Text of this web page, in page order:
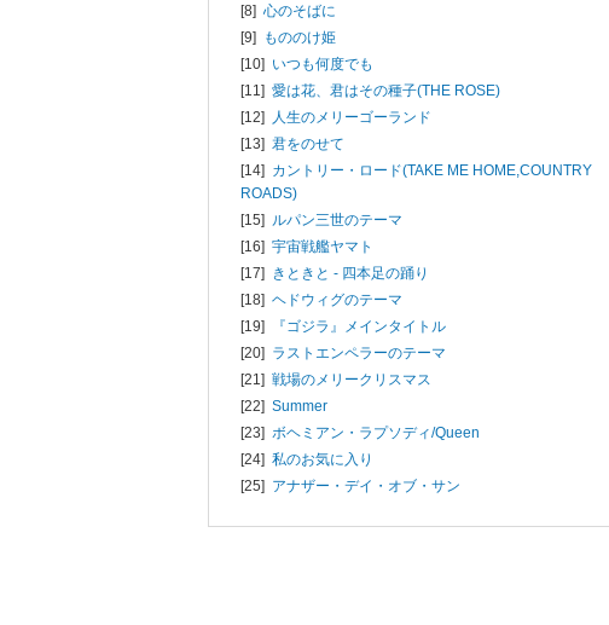
[8] 心のそばに
[9] もののけ姫
[10] いつも何度でも
[11] 愛は花、君はその種子(THE ROSE)
[12] 人生のメリーゴーランド
[13] 君をのせて
[14] カントリー・ロード(TAKE ME HOME,COUNTRY
ROADS)
[15] ルパン三世のテーマ
[16] 宇宙戦艦ヤマト
[17] きときと - 四本足の踊り
[18] ヘドウィグのテーマ
[19]
『ゴジラ』メインタイトル
[20] ラストエンペラーのテーマ
[21] 戦場のメリークリスマス
[22] Summer
[23] ボヘミアン・ラプソディ/Queen
[24] 私のお気に入り
[25] アナザー・デイ・オブ・サン